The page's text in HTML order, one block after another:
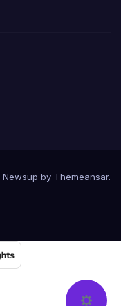
Newsup by Themeansar.